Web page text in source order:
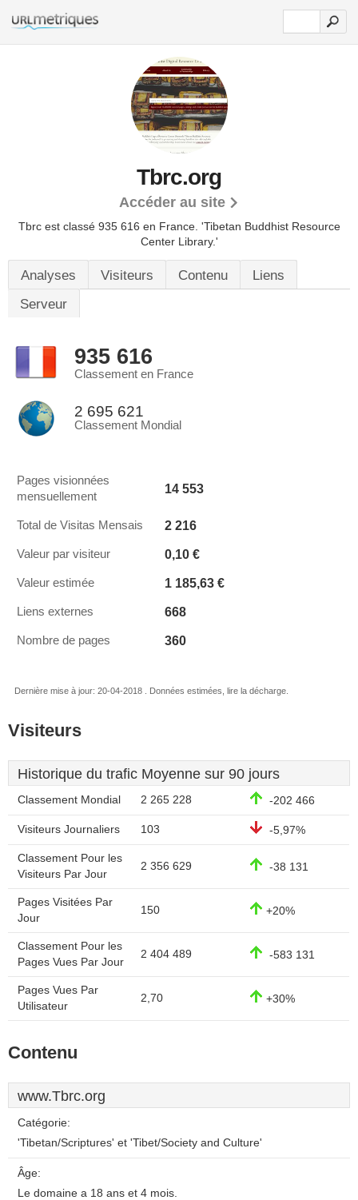
Tbrc.org
Accéder au site
Tbrc est classé 935 616 en France. 'Tibetan Buddhist Resource
Center Library.'
Analyses Visiteurs Contenu
Liens
Serveur
935 616
Classement en France
2 695 621
Classement Mondial
Pages visionnées
mensuellement
14 553
Total de Visitas Mensais 2 216
Valeur par visiteur 0,10 €
Valeur estimée 1 185,63 €
Liens externes 668
Nombre de pages 360
Dernière mise à jour: 20-04-2018 . Données estimées, lire la décharge.
Visiteurs
Historique du trafic Moyenne sur 90 jours
Classement Mondial 2 265 228 -202 466
Visiteurs Journaliers 103 -5,97%
Classement Pour les
Visiteurs Par Jour
2 356 629 -38 131
Pages Visitées Par
Jour
150 +20%
Classement Pour les
Pages Vues Par Jour
2 404 489 -583 131
Pages Vues Par
Utilisateur
2,70 +30%
Contenu
www.Tbrc.org
Catégorie:
'Tibetan/Scriptures' et 'Tibet/Society and Culture'
Âge:
Le domaine a 18 ans et 4 mois.